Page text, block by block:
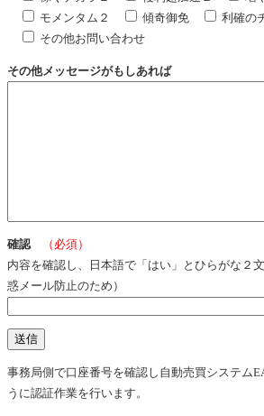
モメンタム２
傾奇御免 利確の
その他お問い合わせ
その他メッセージがもしあれば
確認
（必須）
内容を確認し、日本語で「はい」とひらがな２
惑メール防止のため）
事務局側で口座番号を確認し自動売買システム
うに認証作業を行います。